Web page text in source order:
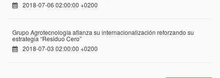
2018-07-06 02:00:00 +0200
Grupo Agrotecnología afianza su internacionalización reforzando su
estrategia “Residuo Cero”
2018-07-03 02:00:00 +0200